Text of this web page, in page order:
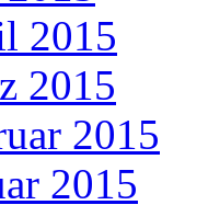
2015
2015
2015
2015